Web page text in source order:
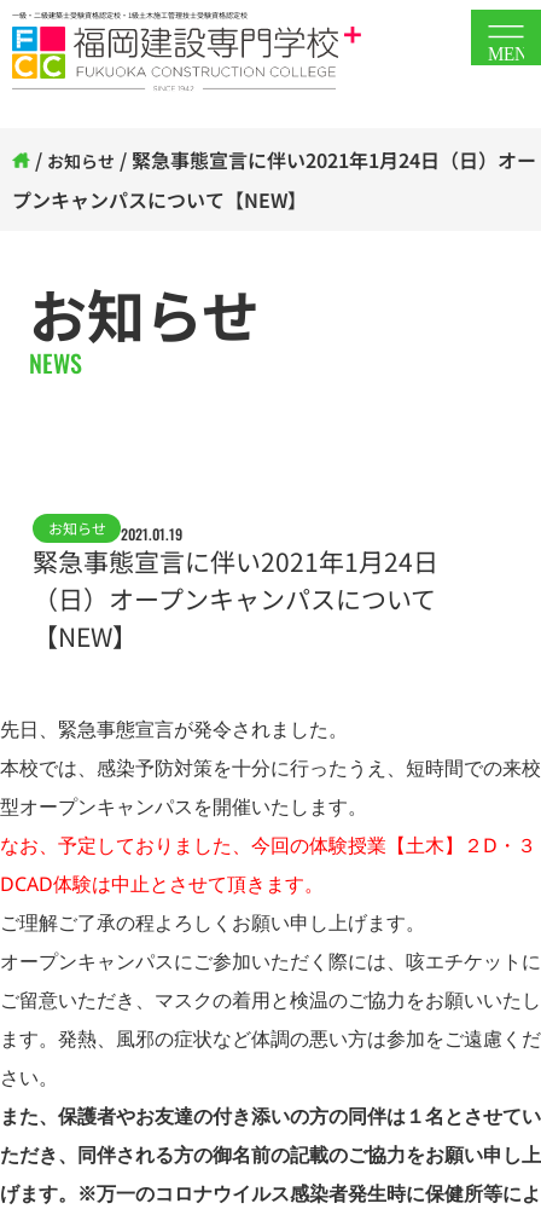
一級・二級建築士受験資格認定校・1級土木施工管理技士受験資格認定校
MENU
/ お知らせ / 緊急事態宣言に伴い2021年1月24日（日）オー
プンキャンパスについて【NEW】
お知らせ
NEWS
お知らせ 2021.01.19
緊急事態宣言に伴い2021年1月24日
（日）オープンキャンパスについて
【NEW】
先日、緊急事態宣言が発令されました。
本校では、感染予防対策を十分に行ったうえ、短時間での来校
型オープンキャンパスを開催いたします。
なお、予定しておりました、今回の体験授業【土木】２D・３
DCAD体験は中止とさせて頂きます。
ご理解ご了承の程よろしくお願い申し上げます。
オープンキャンパスにご参加いただく際には、咳エチケットに
ご留意いただき、マスクの着用と検温のご協力をお願いいたし
ます。発熱、風邪の症状など体調の悪い方は参加をご遠慮くだ
さい。
また、保護者やお友達の付き添いの方の同伴は１名とさせてい
ただき、同伴される方の御名前の記載のご協力をお願い申し上
げます。 ※万一のコロナウイルス感染者発生時に保健所等によ